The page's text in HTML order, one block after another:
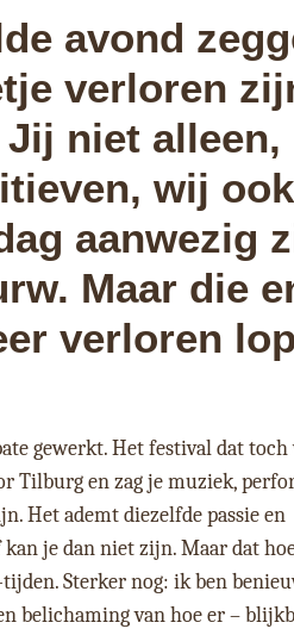
avond
verloren
niet alleen,
wij
aanwezig
Maar die
verloren
gewerkt. Het festival dat toch
Tilburg en zag je muziek,
Het ademt diezelfde passie en
je dan niet zijn. Maar dat
Sterker nog: ik ben
belichaming van hoe er –